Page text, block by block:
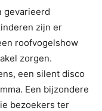
gevarieerd
zijn er
roofvogelshow
zorgen.
een silent disco
Een bijzondere
bezoekers ter